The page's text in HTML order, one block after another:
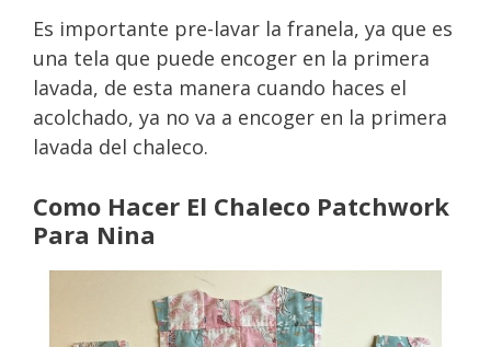
Es importante pre-lavar la franela, ya que es
una tela que puede encoger en la primera
lavada, de esta manera cuando haces el
acolchado, ya no va a encoger en la primera
lavada del chaleco.
Como Hacer El Chaleco Patchwork
Para Nina